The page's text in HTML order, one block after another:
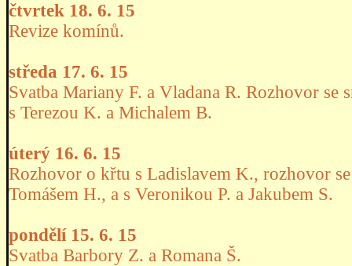
čtvrtek 18. 6. 15
Revize komínů.
středa 17. 6. 15
Svatba Mariany F. a Vladana R. Rozhovor se
s Terezou K. a Michalem B.
úterý 16. 6. 15
Rozhovor o křtu s Ladislavem K., rozhovor
Tomášem H., a s Veronikou P. a Jakubem S.
pondělí 15. 6. 15
Svatba Barbory Z. a Romana Š.